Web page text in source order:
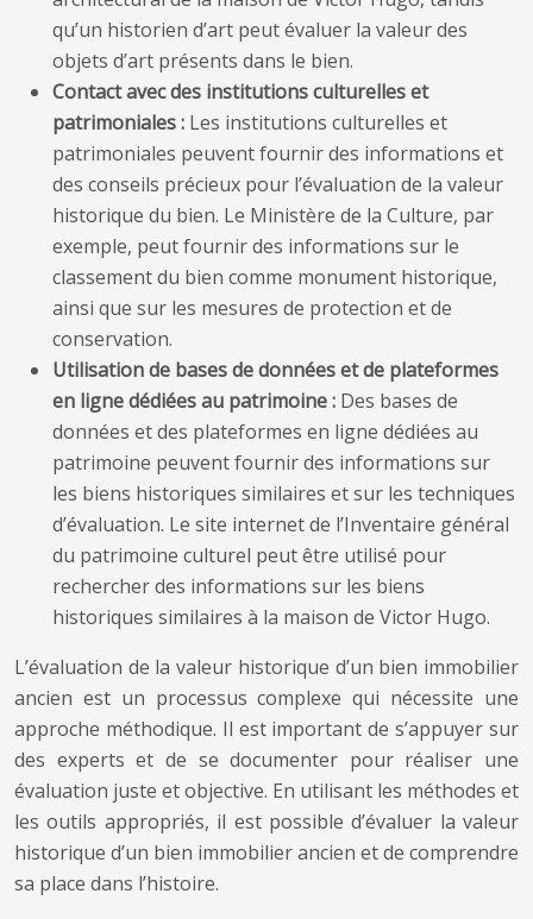
qu’un historien d’art peut évaluer la valeur des
objets d’art présents dans le bien.
Contact avec des institutions culturelles et
patrimoniales : Les institutions culturelles et
patrimoniales peuvent fournir des informations et
des conseils précieux pour l’évaluation de la valeur
historique du bien. Le Ministère de la Culture, par
exemple, peut fournir des informations sur le
classement du bien comme monument historique,
ainsi que sur les mesures de protection et de
conservation.
Utilisation de bases de données et de plateformes
en ligne dédiées au patrimoine : Des bases de
données et des plateformes en ligne dédiées au
patrimoine peuvent fournir des informations sur
les biens historiques similaires et sur les techniques
d’évaluation. Le site internet de l’Inventaire général
du patrimoine culturel peut être utilisé pour
rechercher des informations sur les biens
historiques similaires à la maison de Victor Hugo.
L’évaluation de la valeur historique d’un bien immobilier
ancien est un processus complexe qui nécessite une
approche méthodique. Il est important de s’appuyer sur
des experts et de se documenter pour réaliser une
évaluation juste et objective. En utilisant les méthodes et
les outils appropriés, il est possible d’évaluer la valeur
historique d’un bien immobilier ancien et de comprendre
sa place dans l’histoire.